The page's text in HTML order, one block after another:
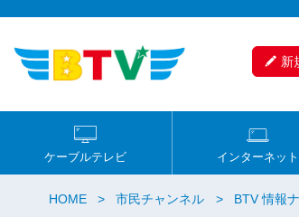
新
ケーブルテレビ インターネット
HOME 市民チャンネル BTV 情報